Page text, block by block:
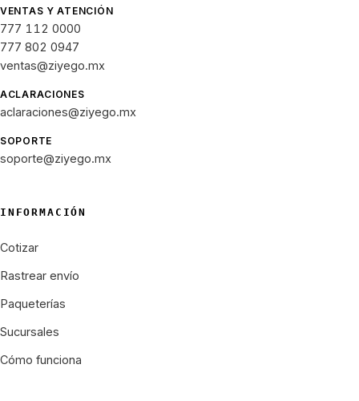
VENTAS Y ATENCIÓN
777 112 0000
777 802 0947
ventas@ziyego.mx
ACLARACIONES
aclaraciones@ziyego.mx
SOPORTE
soporte@ziyego.mx
INFORMACIÓN
Cotizar
Rastrear envío
Paqueterías
Sucursales
Cómo funciona